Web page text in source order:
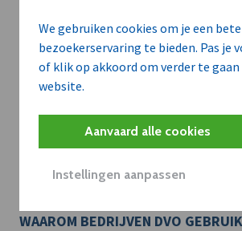
We gebruiken cookies om je een
bezoekerservaring te bieden. Pas je
of klik op akkoord om verder te gaan
website.
Aanvaard alle cookies
Instellingen aanpassen
Meer context.
Artikels zoals deze brengen het nieuws.
Met een dVO-abonnement krijgt u dat
zakelijke context — met inzicht in
WAAROM BEDRIJVEN DVO